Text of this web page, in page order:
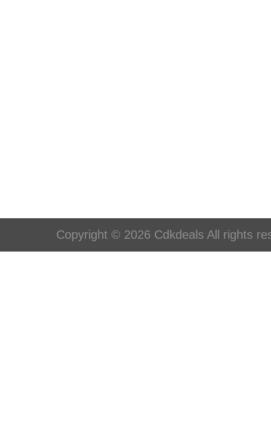
Copyright © 2026 Cdkdeals All rights